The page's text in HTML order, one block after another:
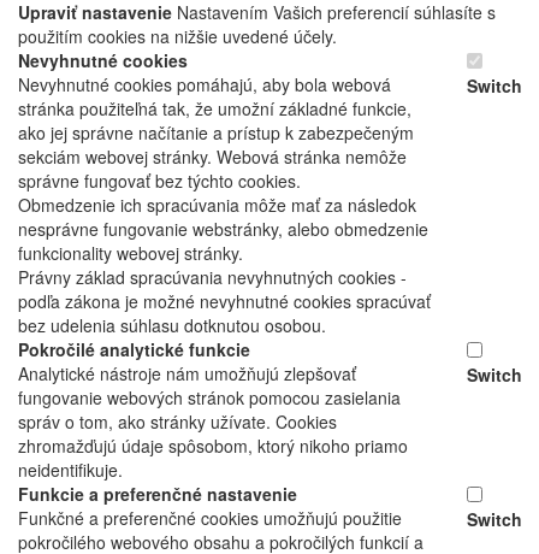
Upraviť nastavenie Nastavením Vašich preferencií súhlasíte s
použitím cookies na nižšie uvedené účely.
Nevyhnutné cookies
Nevyhnutné cookies pomáhajú, aby bola webová
stránka použiteľná tak, že umožní základné funkcie,
ako jej správne načítanie a prístup k zabezpečeným
sekciám webovej stránky. Webová stránka nemôže
správne fungovať bez týchto cookies.
Obmedzenie ich spracúvania môže mať za následok
nesprávne fungovanie webstránky, alebo obmedzenie
funkcionality webovej stránky.
Právny základ spracúvania nevyhnutných cookies -
podľa zákona je možné nevyhnutné cookies spracúvať
bez udelenia súhlasu dotknutou osobou.
Switch
Pokročilé analytické funkcie
Analytické nástroje nám umožňujú zlepšovať
fungovanie webových stránok pomocou zasielania
správ o tom, ako stránky užívate. Cookies
zhromažďujú údaje spôsobom, ktorý nikoho priamo
neidentifikuje.
Switch
Funkcie a preferenčné nastavenie
Funkčné a preferenčné cookies umožňujú použitie
pokročilého webového obsahu a pokročilých funkcií a
Switch